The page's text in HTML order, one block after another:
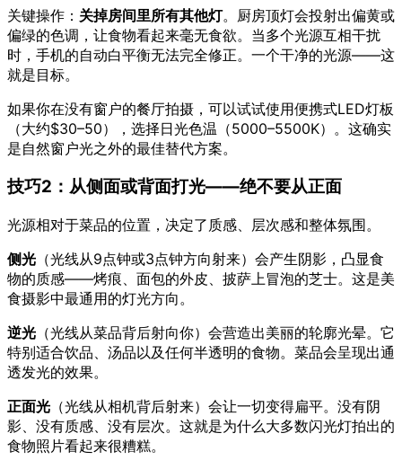
关键操作： 关掉房间里所有其他灯。厨房顶灯会投射出偏黄或
偏绿的色调，让食物看起来毫无食欲。当多个光源互相干扰
时，手机的自动白平衡无法完全修正。一个干净的光源——这
就是目标。
如果你在没有窗户的餐厅拍摄，可以试试使用便携式LED灯板
（大约$30–50），选择日光色温（5000–5500K）。这确实
是自然窗户光之外的最佳替代方案。
技巧2：从侧面或背面打光——绝不要从正面
光源相对于菜品的位置，决定了质感、层次感和整体氛围。
侧光 （光线从9点钟或3点钟方向射来）会产生阴影，凸显食
物的质感——烤痕、面包的外皮、披萨上冒泡的芝士。这是美
食摄影中最通用的灯光方向。
逆光 （光线从菜品背后射向你）会营造出美丽的轮廓光晕。它
特别适合饮品、汤品以及任何半透明的食物。菜品会呈现出通
透发光的效果。
正面光 （光线从相机背后射来）会让一切变得扁平。没有阴
影、没有质感、没有层次。这就是为什么大多数闪光灯拍出的
食物照片看起来很糟糕。